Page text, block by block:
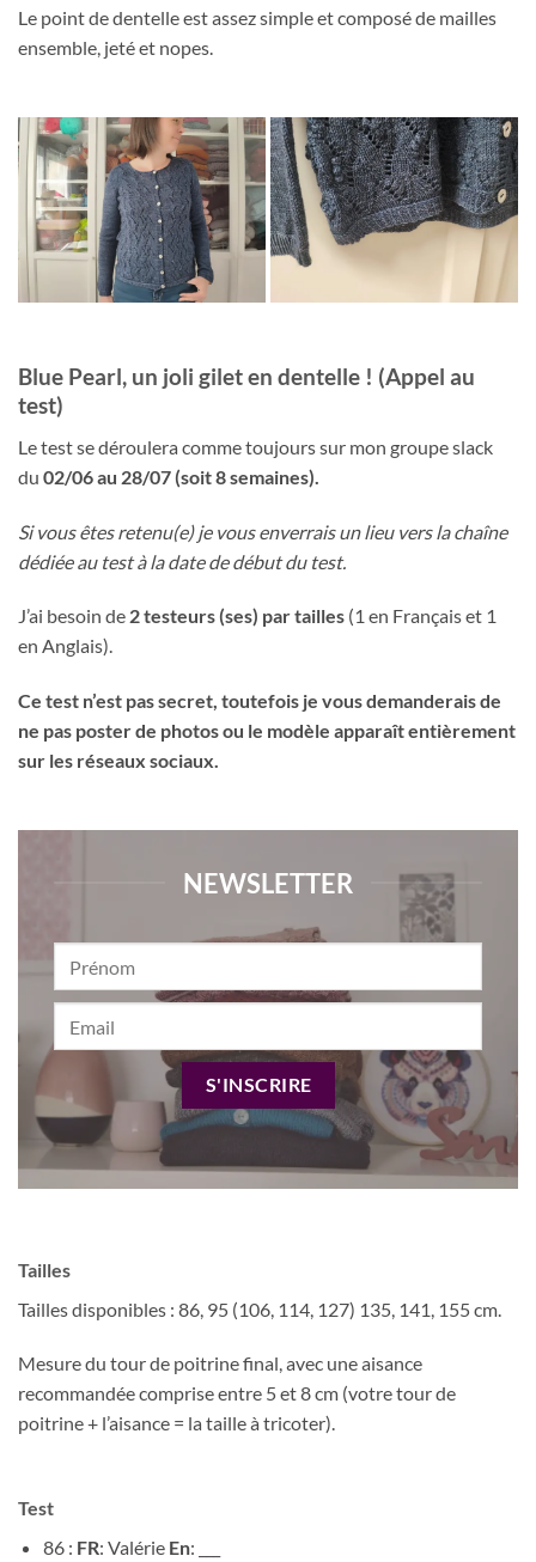
Le point de dentelle est assez simple et composé de mailles
ensemble, jeté et nopes.
Blue Pearl, un joli gilet en dentelle ! (Appel au
test)
Le test se déroulera comme toujours sur mon groupe slack
du 02/06au 28/07 (soit 8 semaines).
Si vous êtes retenu(e) je vous enverrais un lieu vers la chaîne
dédiée au test à la date de début du test.
J’ai besoin de 2 testeurs (ses) par tailles (1 en Français et 1
en Anglais).
Ce test n’est pas secret, toutefois je vous demanderais de
ne pas poster de photos ou le modèle apparaît entièrement
sur les réseaux sociaux.
NEWSLETTER
S'INSCRIRE
Tailles
Tailles disponibles : 86, 95 (106, 114, 127) 135, 141, 155cm.
Mesure du tour de poitrine final, avec une aisance
recommandée comprise entre 5 et 8 cm (votre tour de
poitrine + l’aisance = la taille à tricoter).
Test
86 : FR: Valérie En: ___